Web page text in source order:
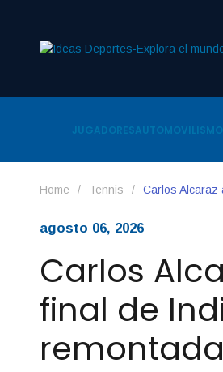
JUGADORESAUTOMOVILISMO
Home / Tennis / Carlos Alcaraz
agosto 06, 2026
Carlos
final de